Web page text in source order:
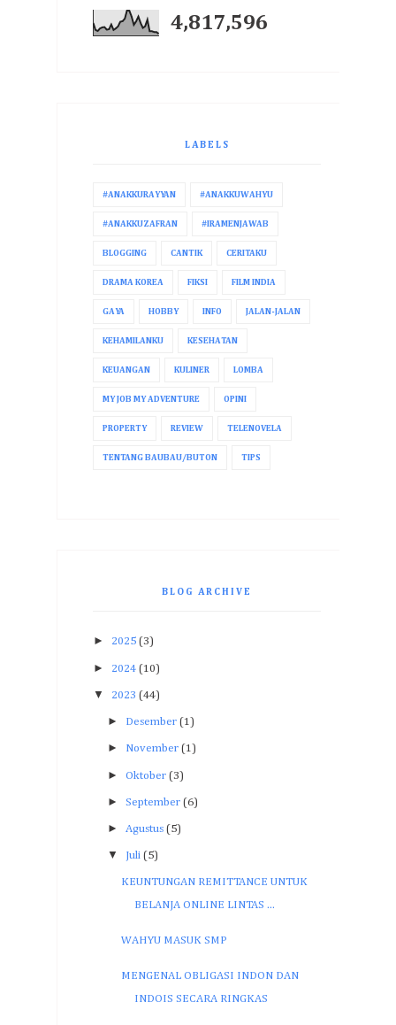
4,817,596
LABELS
#ANAKKURAYYAN #ANAKKUWAHYU
#ANAKKUZAFRAN #IRAMENJAWAB
BLOGGING CANTIK CERITAKU
DRAMA KOREA FIKSI FILM INDIA
GAYA HOBBY INFO JALAN-JALAN
KEHAMILANKU KESEHATAN
KEUANGAN KULINER LOMBA
MY JOB MY ADVENTURE OPINI
PROPERTY REVIEW TELENOVELA
TENTANG BAUBAU/BUTON TIPS
BLOG ARCHIVE
► 2025 (3)
► 2024 (10)
▼ 2023 (44)
► Desember (1)
► November (1)
► Oktober (3)
► September (6)
► Agustus (5)
▼ Juli (5)
KEUNTUNGAN REMITTANCE UNTUK
BELANJA ONLINE LINTAS ...
WAHYU MASUK SMP
MENGENAL OBLIGASI INDON DAN
INDOIS SECARA RINGKAS